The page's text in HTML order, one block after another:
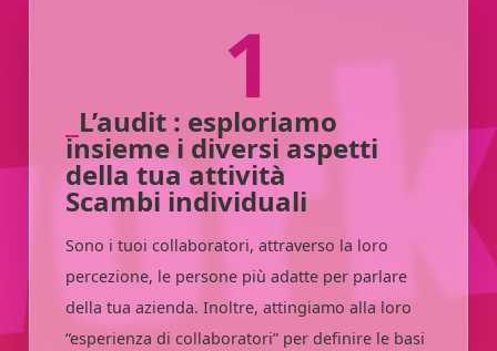
1
L’audit : esploriamo
insieme i diversi aspetti
della tua attività
Scambi individuali
Sono i tuoi collaboratori, attraverso la loro
percezione, le persone più adatte per parlare
della tua azienda. Inoltre, attingiamo alla loro
“esperienza di collaboratori” per definire le basi